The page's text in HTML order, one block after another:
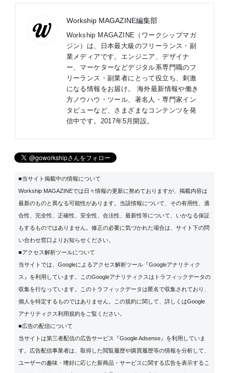
Workship MAGAZINE編集部
Workship MAGAZINE（ワークシップマガ
ジン）は、日本最大級のフリーランス・副
業メディアです。エンジニア、デザイナ
ー、マーケターなどデジタル系専門職のフ
リーランス・副業者にとって役立ち、刺激
になる情報をお届け。 海外最新情報や働き
方ノウハウ・ツール、著名人・専門家イン
タビューなど、さまざまなコンテンツを発
信中です。2017年5月開設。
■当サイト掲載中の情報について
Workship MAGAZINEでは日々情報の更新に努めておりますが、掲載内容は
最新のものと異なる可能性があります。当該情報について、その有用性、適
合性、完全性、正確性、安全性、合法性、最新性等について、いかなる保証
もするものではありません。修正の必要に気づかれた場合は、サイト下の問
い合わせ窓口よりお知らせください。
■アクセス解析ツールについて
当サイトでは、Googleによるアクセス解析ツール『Googleアナリティク
ス』を利用しています。このGoogleアナリティクスはトラフィックデータの
収集を行なっています。このトラフィックデータは匿名で収集されており、
個人を特定するものではありません。この規約に関して、詳しくはGoogle
アナリティクス利用規約をご覧ください。
■広告の配信について
当サイトは第三者配信の広告サービス『Google Adsense』を利用していま
す。広告配信事業者は、取得した閲覧履歴や購買履歴等の情報を分析して、
ユーザーの趣味・嗜好に応じた新商品・サービスに関する広告を表示するこ